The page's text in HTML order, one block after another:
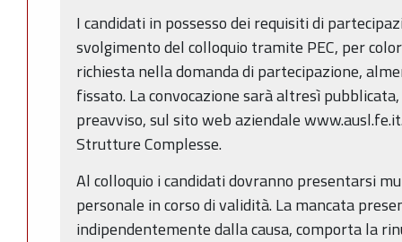
I candidati in possesso dei requisiti di
svolgimento del colloquio tramite PEC, per
richiesta nella domanda di partecipazione,
fissato. La convocazione sarà altresì
preavviso, sul sito web aziendale
Strutture Complesse.
Al colloquio i candidati dovranno presentarsi
personale in corso di validità. La mancata
indipendentemente dalla causa, comporta la